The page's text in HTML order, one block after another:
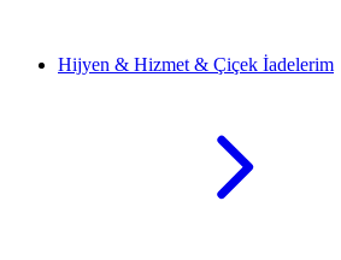
Hijyen & Hizmet & Çiçek İadelerim